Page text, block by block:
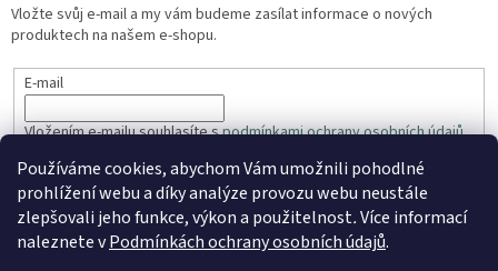
Používáme cookies, abychom Vám umožnili pohodlné
prohlížení webu a díky analýze provozu webu neustále
zlepšovali jeho funkce, výkon a použitelnost.Více informací
naleznete vPodmínkách ochrany osobních údajů.
Vložte svůj e-mail a my vám budeme zasílat informace o nových
produktech na našem e-shopu.
E-mail
Vložením e-mailu souhlasíte spodmínkami ochrany osobních údajů
PŘIHLÁSIT SE